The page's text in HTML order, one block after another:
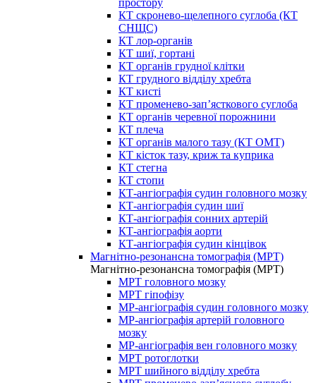
простору
КТ скронево-щелепного суглоба (КТ
СНЩС)
КТ лор-органів
КТ шиї, гортані
КТ органів грудної клітки
КТ грудного відділу хребта
КТ кисті
КТ променево-зап’ясткового суглоба
КТ органів черевної порожнини
КТ плеча
КТ органів малого тазу (КТ ОМТ)
КТ кісток тазу, криж та куприка
КТ стегна
КТ стопи
КТ-ангіографія судин головного мозку
КТ-ангіографія судин шиї
КТ-ангіографія сонних артерій
КТ-ангіографія аорти
КТ-ангіографія судин кінцівок
Магнітно-резонансна томографія (МРТ)
Магнітно-резонансна томографія (МРТ)
МРТ головного мозку
МРТ гіпофізу
МР-ангіографія судин головного мозку
МР-ангіографія артерій головного
мозку
МР-ангіографія вен головного мозку
МРТ ротоглотки
МРТ шийного відділу хребта